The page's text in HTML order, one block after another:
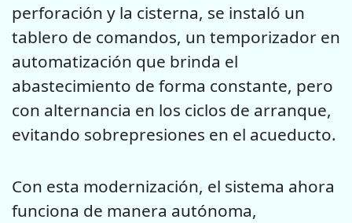
perforación y la cisterna, se instaló un
tablero de comandos, un temporizador en
automatización que brinda el
abastecimiento de forma constante, pero
con alternancia en los ciclos de arranque,
evitando sobrepresiones en el acueducto.
Con esta modernización, el sistema ahora
funciona de manera autónoma,